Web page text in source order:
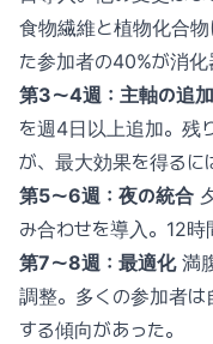
食物繊維と植物化合
た参加者の40%が消化
第3〜4週：主軸の追加
を週4日以上追加。残
が、最大効果を得るに
第5〜6週：夜の統合
み合わせを導入。12時
第7〜8週：最適化満
調整。多くの参加者は
する傾向があった。